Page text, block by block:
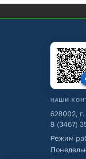
НАШИ
628002,
8 (3467)
Режим